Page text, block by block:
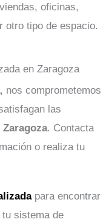
oficinas,
otro tipo de espacio.
en Zaragoza
, nos comprometemos
las
Zaragoza. Contacta
o realiza tu
para encontrar
sistema de